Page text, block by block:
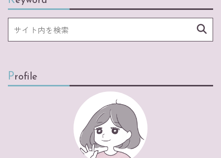
Profile